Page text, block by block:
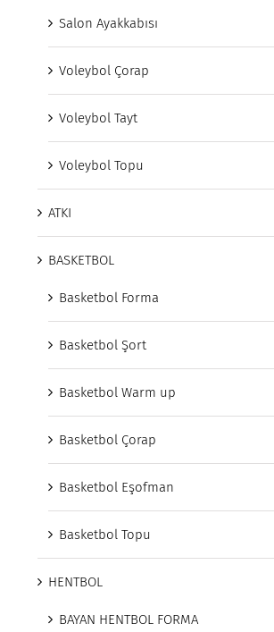
Salon Ayakkabısı
Voleybol Çorap
Voleybol Tayt
Voleybol Topu
ATKI
BASKETBOL
Basketbol Forma
Basketbol Şort
Basketbol Warm up
Basketbol Çorap
Basketbol Eşofman
Basketbol Topu
HENTBOL
BAYAN HENTBOL FORMA